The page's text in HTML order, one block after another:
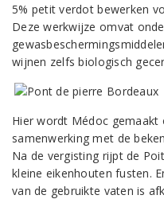
5% petit verdot bewerken
Deze werkwijze omvat
wijnen zelfs biologisch
Hier wordt Médoc gemaakt
samenwerking met de
Na de vergisting rijpt de
kleine eikenhouten fusten.
van de gebruikte vaten is